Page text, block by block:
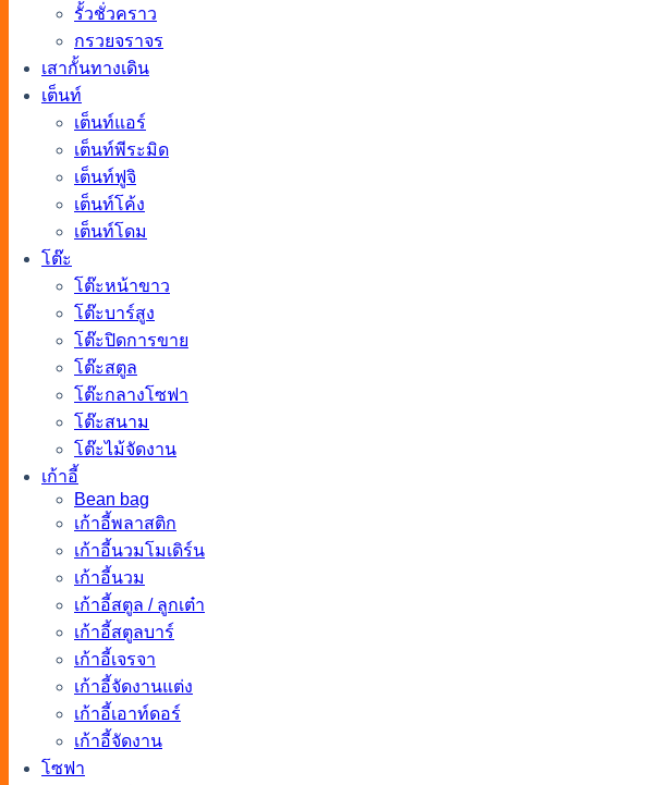
รั้วชั่วคราว
กรวยจราจร
เสากั้นทางเดิน
เต็นท์
เต็นท์แอร์
เต็นท์พีระมิด
เต็นท์ฟูจิ
เต็นท์โค้ง
เต็นท์โดม
โต๊ะ
โต๊ะหน้าขาว
โต๊ะบาร์สูง
โต๊ะปิดการขาย
โต๊ะสตูล
โต๊ะกลางโซฟา
โต๊ะสนาม
โต๊ะไม้จัดงาน
เก้าอี้
Bean bag
เก้าอี้พลาสติก
เก้าอี้นวมโมเดิร์น
เก้าอี้นวม
เก้าอี้สตูล / ลูกเต๋า
เก้าอี้สตูลบาร์
เก้าอี้เจรจา
เก้าอี้จัดงานแต่ง
เก้าอี้เอาท์ดอร์
เก้าอี้จัดงาน
โซฟา